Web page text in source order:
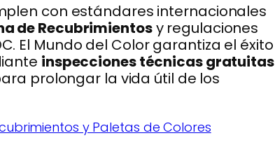
con estándares internacionales
de Recubrimientosy regulaciones
El Mundo del Color garantiza el éxito
inspecciones técnicas gratuitas
prolongar la vida útil de los
y Paletas de Colores